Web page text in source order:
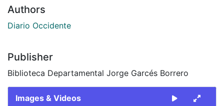
Authors
Diario Occidente
Publisher
Biblioteca Departamental Jorge Garcés Borrero
Images & Videos